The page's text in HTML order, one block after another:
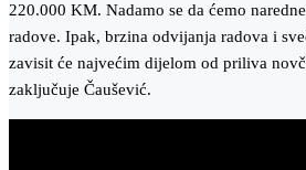
220.000 KM. Nadamo se da ćemo
radove. Ipak, brzina odvijanja radova i
zavisit će najvećim dijelom od priliva
zaključuje Čaušević.